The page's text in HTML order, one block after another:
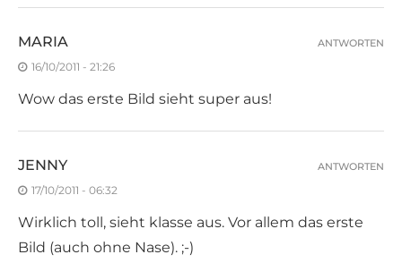
MARIA
16/10/2011 - 21:26
Wow das erste Bild sieht super aus!
ANTWORTEN
JENNY
17/10/2011 - 06:32
Wirklich toll, sieht klasse aus. Vor allem das erste
Bild (auch ohne Nase). ;-)
ANTWORTEN